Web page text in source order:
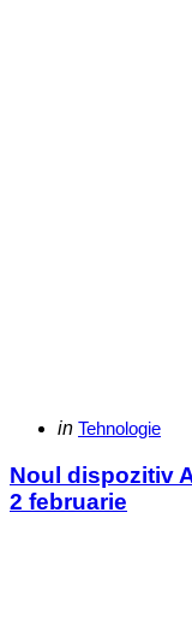
Categories
Posted
in Tehnologie
Noul dispozitiv
2 februarie